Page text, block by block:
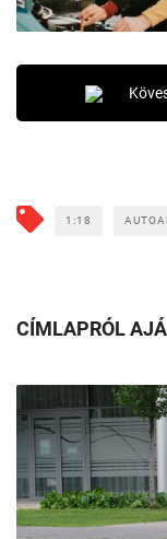
1:18
CÍMLAPRÓL